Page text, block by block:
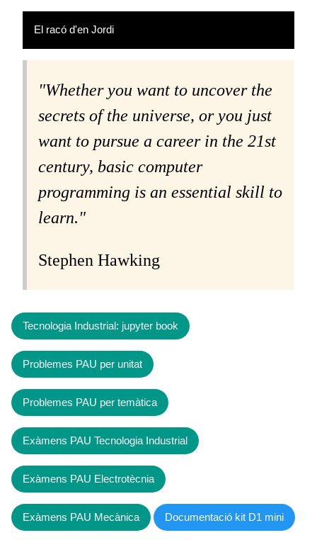
El racó d'en Jordi
"Whether you want to uncover the
secrets of the universe, or you just
want to pursue a career in the 21st
century, basic computer
programming is an essential skill to
learn."
Stephen Hawking
Tecnologia Industrial: jupyter book
Problemes PAU per unitat
Problemes PAU per temàtica
Exàmens PAU Tecnologia Industrial
Exàmens PAU Electrotècnia
Exàmens PAU Mecànica Documentació kit D1 mini